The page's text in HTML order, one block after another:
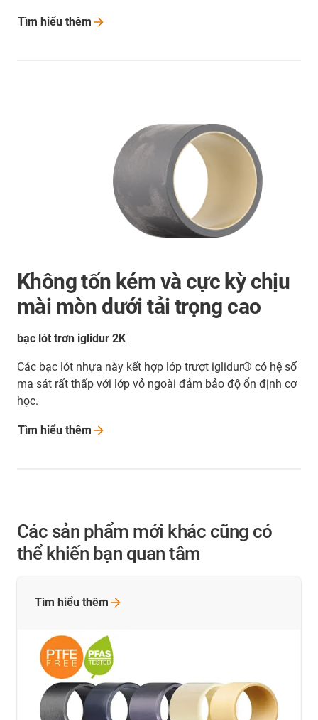
Tìm hiểu thêm
Không tốn kém và cực kỳ chịu
mài mòn dưới tải trọng cao
bạc lót trơn iglidur 2K
Các bạc lót nhựa này kết hợp lớp trượt iglidur® có hệ số
ma sát rất thấp với lớp vỏ ngoài đảm bảo độ ổn định cơ
học.
Tìm hiểu thêm
Các sản phẩm mới khác cũng có
thể khiến bạn quan tâm
Tìm hiểu thêm